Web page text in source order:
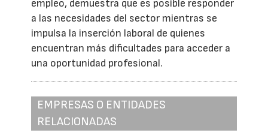
empleo, demuestra que es posible responder
a las necesidades del sector mientras se
impulsa la inserción laboral de quienes
encuentran más dificultades para acceder a
una oportunidad profesional.
EMPRESAS O ENTIDADES
RELACIONADAS